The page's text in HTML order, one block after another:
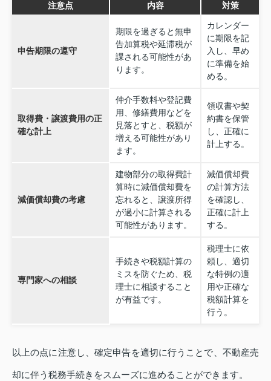
注意点 内容 対策
申告期限の遵守
期限を過ぎると無申
告加算税や延滞税が
課される可能性があ
ります。
カレンダー
に期限を記
入し、早め
に準備を始
める。
取得費・譲渡費用の正
確な計上
仲介手数料や登記費
用、修繕費用などを
見落とすと、税額が
増える可能性があり
ます。
領収書や契
約書を保管
し、正確に
計上する。
減価償却費の考慮
建物部分の取得費計
算時に減価償却費を
忘れると、譲渡所得
が過小に計算される
可能性があります。
減価償却費
の計算方法
を確認し、
正確に計上
する。
専門家への相談
手続きや税額計算の
ミスを防ぐため、税
理士に相談すること
が有益です。
税理士に依
頼し、適切
な特例の適
用や正確な
税額計算を
行う。
以上の点に注意し、確定申告を適切に行うことで、不動産売
却に伴う税務手続きをスムーズに進めることができます。